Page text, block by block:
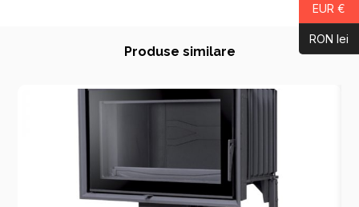
Produse similare
EUR €
RON lei